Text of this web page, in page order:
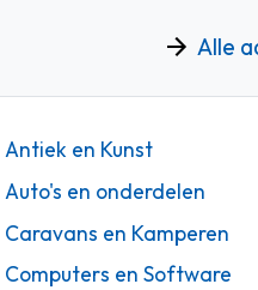
Alle
Antiek en Kunst
Auto's en onderdelen
Caravans en Kamperen
Computers en Software